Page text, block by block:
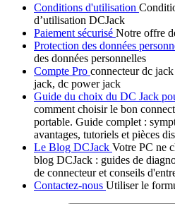
Conditions d'utilisation
d’utilisation DCJack
Paiement sécurisé Notre offre
Protection des données
des données personnelles
Compte Pro connecteur dc
jack, dc power jack
Guide du choix du DC Jack
comment choisir le bon
portable. Guide complet :
avantages, tutoriels et pièces
Le Blog DCJack Votre PC ne
blog DCJack : guides de
de connecteur et conseils
Contactez-nous Utiliser le